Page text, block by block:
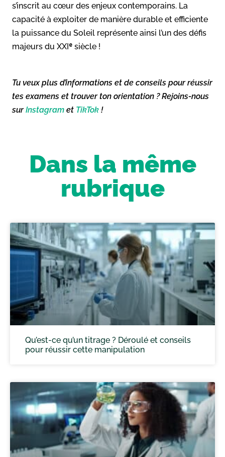
s’inscrit au cœur des enjeux contemporains. La
capacité à exploiter de manière durable et efficiente
la puissance du Soleil représente ainsi l’un des défis
majeurs du XXIᵉ siècle !
Tu veux plus d’informations et de conseils pour réussir
tes examens et trouver ton orientation ? Rejoins-nous
surInstagram et TikTok !
Dans la même
rubrique
Qu’est-ce qu’un titrage ? Déroulé et conseils
pour réussir cette manipulation